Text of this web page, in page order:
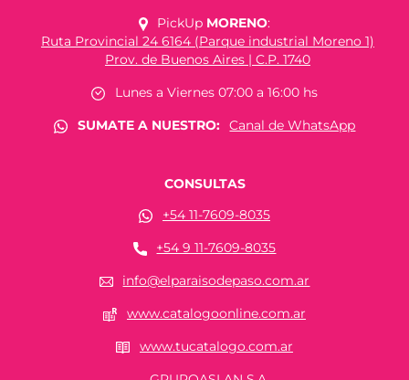
PickUp MORENO:
Ruta Provincial 24 6164 (Parque industrial Moreno 1)
Prov. de Buenos Aires | C.P. 1740
Lunes a Viernes 07:00 a 16:00 hs
SUMATE A NUESTRO:
Canal de WhatsApp
CONSULTAS
+54 11-7609-8035
+54 9 11-7609-8035
info@elparaisodepaso.com.ar
www.catalogoonline.com.ar
www.tucatalogo.com.ar